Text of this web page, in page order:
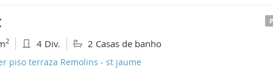
que les haya proporcionado o que hayan recopilado a
2 4 Div. 2 Casas de banho
piso terraza Remolins - st jaume